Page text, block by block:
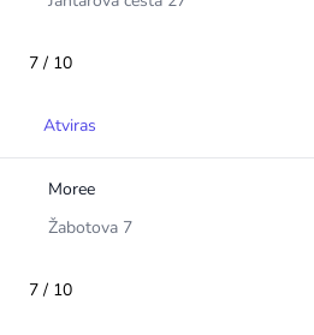
7 / 10
Atviras
Moree
Žabotova 7
7 / 10